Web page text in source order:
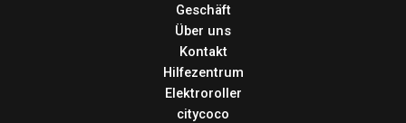
Geschäft
Über uns
Kontakt
Hilfezentrum
Elektroroller
citycoco